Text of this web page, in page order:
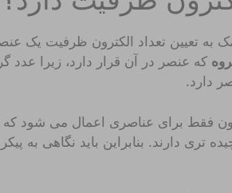
به تعیین تعداد الکترون ظرفیت یک
که عنصر در آن قرار دارد، زیرا عدد
دارد.
فقط برای عناصری اعمال می شود
تری دارند. بنابراین باید نگاهی به